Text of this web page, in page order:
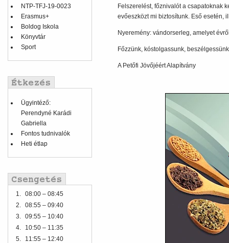
NTP-TFJ-19-0023
Erasmus+
Boldog Iskola
Könyvtár
Sport
Ügyintéző:
Perendyné Karádi
Gabriella
Fontos tudnivalók
Heti étlap
1. 08:00 – 08:45
2. 08:55 – 09:40
3. 09:55 – 10:40
4.
10:50 – 11:35
5.
11:55 – 12:40
Felszerelést, főznivalót a csapatoknak
evőeszközt mi biztosítunk. Eső esetén,
Nyeremény: vándorserleg, amelyet
Főzzünk, kóstolgassunk,
A Petőfi Jövőjéért Alapítvány